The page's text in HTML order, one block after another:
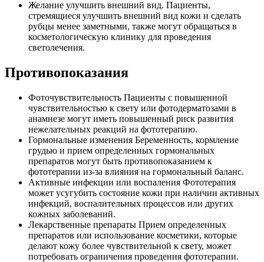
Желание улучшить внешний вид. Пациенты,
стремящиеся улучшить внешний вид кожи и сделать
рубцы менее заметными, также могут обращаться в
косметологическую клинику для проведения
светолечения.
Противопоказания
Фоточувствительность Пациенты с повышенной
чувствительностью к свету или фотодерматозами в
анамнезе могут иметь повышенный риск развития
нежелательных реакций на фототерапию.
Гормональные изменения Беременность, кормление
грудью и прием определенных гормональных
препаратов могут быть противопоказанием к
фототерапии из-за влияния на гормональный баланс.
Активные инфекции или воспаления Фототерапия
может усугубить состояние кожи при наличии активных
инфекций, воспалительных процессов или других
кожных заболеваний.
Лекарственные препараты Прием определенных
препаратов или использование косметики, которые
делают кожу более чувствительной к свету, может
потребовать ограничения проведения фототерапии.